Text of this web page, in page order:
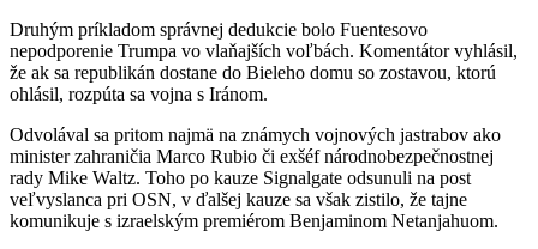
Druhým príkladom správnej dedukcie bolo Fuentesovo
nepodporenie Trumpa vo vlaňajších voľbách. Komentátor vyhlásil,
že ak sa republikán dostane do Bieleho domu so zostavou, ktorú
ohlásil, rozpúta sa vojna s Iránom.
Odvolával sa pritom najmä na známych vojnových jastrabov ako
minister zahraničia Marco Rubio či exšéf národnobezpečnostnej
rady Mike Waltz. Toho po kauze Signalgate odsunuli na post
veľvyslanca pri OSN, v ďalšej kauze sa však zistilo, že tajne
komunikuje s izraelským premiérom Benjaminom Netanjahuom.